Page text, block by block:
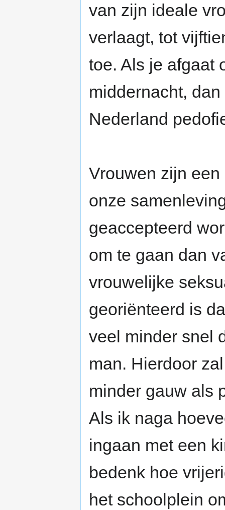
van zijn ideale
verlaagt, tot
toe. Als je afgaat
middernacht,
Nederland
Vrouwen zijn
onze
geaccepteerd
om te gaan dan
vrouwelijke
georiënteerd is
veel minder snel
man. Hierdoor
minder gauw als
Als ik naga
ingaan met een
bedenk hoe
het schoolplein